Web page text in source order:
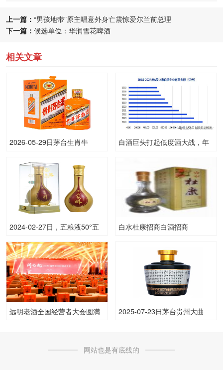
上一篇： “男孩地带”原主唱意外身亡震惊爱尔兰前总理
下一篇： 候选单位：华润雪花啤酒
相关文章
2026-05-29日茅台生肖牛
瓶，上涨 50元
白酒巨头打起低度酒大战，年
2024-02-27日，五粮液50°五
粮醇臻10500ML50.00度酒每
瓶的价格是多少呢？
白水杜康招商白酒招商
远明老酒全国经营者大会圆满
2025-07-23日茅台贵州大曲
网站也是有底线的